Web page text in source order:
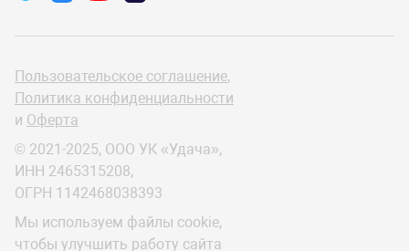
Пользовательское соглашение,
Политика конфиденциальности
и Оферта
© 2021-2025, ООО УК «Удача»,
ИНН 2465315208,
ОГРН 1142468038393
Мы используем файлы cookie,
чтобы улучшить работу сайта